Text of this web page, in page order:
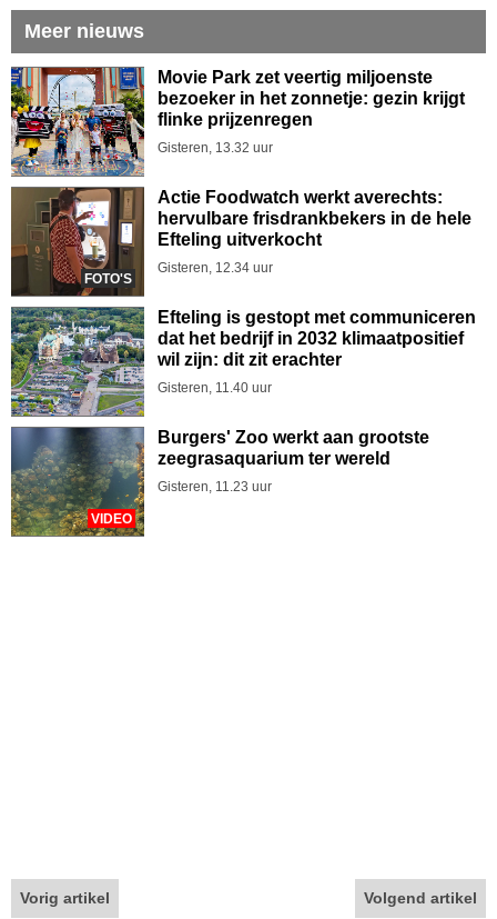
Meer nieuws
Movie Park zet veertig miljoenste
bezoeker in het zonnetje: gezin krijgt
flinke prijzenregen
Gisteren, 13.32 uur
FOTO'S
Actie Foodwatch werkt averechts:
hervulbare frisdrankbekers in de hele
Efteling uitverkocht
Gisteren, 12.34 uur
Efteling is gestopt met communiceren
dat het bedrijf in 2032 klimaatpositief
wil zijn: dit zit erachter
Gisteren, 11.40 uur
VIDEO
Burgers' Zoo werkt aan grootste
zeegrasaquarium ter wereld
Gisteren, 11.23 uur
Vorig artikel Volgend artikel